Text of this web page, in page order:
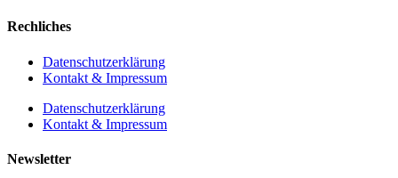
Rechliches
Datenschutzerklärung
Kontakt & Impressum
Datenschutzerklärung
Kontakt & Impressum
Newsletter